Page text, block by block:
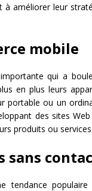
améliorer leur
mobile
qui a
en plus leurs
portable ou un
des sites
produits ou services.
sans
tendance